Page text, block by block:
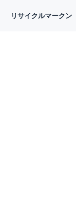
リサイクルマークン